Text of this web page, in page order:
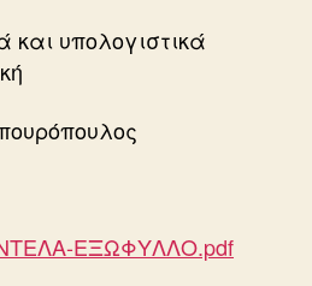
και υπολογιστικά
ΕΞΩΦΥΛΛΟ.pdf